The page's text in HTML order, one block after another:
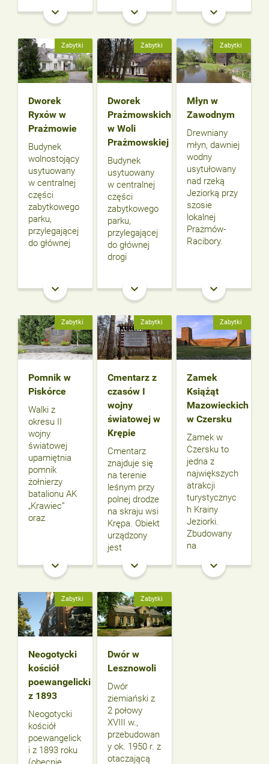
keyboard_arrow_down keyboard_arrow_down keyboard_arrow_down
Zabytki
Dworek
Ryxów w
Prażmowie
Budynek
wolnostojący
usytuowany
w centralnej
części
zabytkowego
parku,
przylegającej
do głównej
keyboard_arrow_down
Zabytki
Dworek
Prażmowskich
w Woli
Prażmowskiej
Budynek
usytuowany
w centralnej
części
zabytkowego
parku,
przylegającej
do głównej
drogi
keyboard_arrow_down
Zabytki
Młyn w
Zawodnym
Drewniany
młyn, dawniej
wodny
usytułowany
nad rzeką
Jeziorką przy
szosie
lokalnej
Prażmów-
Racibory.
keyboard_arrow_down
Zabytki
Pomnik w
Piskórce
Walki z
okresu II
wojny
światowej
upamiętnia
pomnik
żołnierzy
batalionu AK
„Krawiec”
oraz
keyboard_arrow_down
Zabytki
Cmentarz z
czasów I
wojny
światowej w
Krępie
Cmentarz
znajduje się
na terenie
leśnym przy
polnej drodze
na skraju wsi
Krępa. Obiekt
urządzony
jest
keyboard_arrow_down
Zabytki
Zamek
Książąt
Mazowieckich
w Czersku
Zamek w
Czersku to
jedna z
największych
atrakcji
turystycznyc
h Krainy
Jeziorki.
Zbudowany
na
keyboard_arrow_down
Zabytki
Neogotycki
kościół
poewangelicki
z 1893
Neogotycki
kościół
poewangelick
i z 1893 roku
Zabytki
Dwór w
Lesznowoli
Dwór
ziemiański z
2 połowy
XVIII w.,
przebudowan
y ok. 1950 r. z
otaczającą